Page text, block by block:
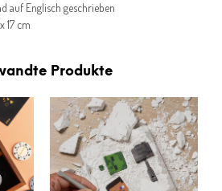
auf Englisch geschrieben
17 cm
Produkte